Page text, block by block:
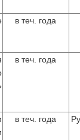
в теч. года
в теч. года
в теч. года